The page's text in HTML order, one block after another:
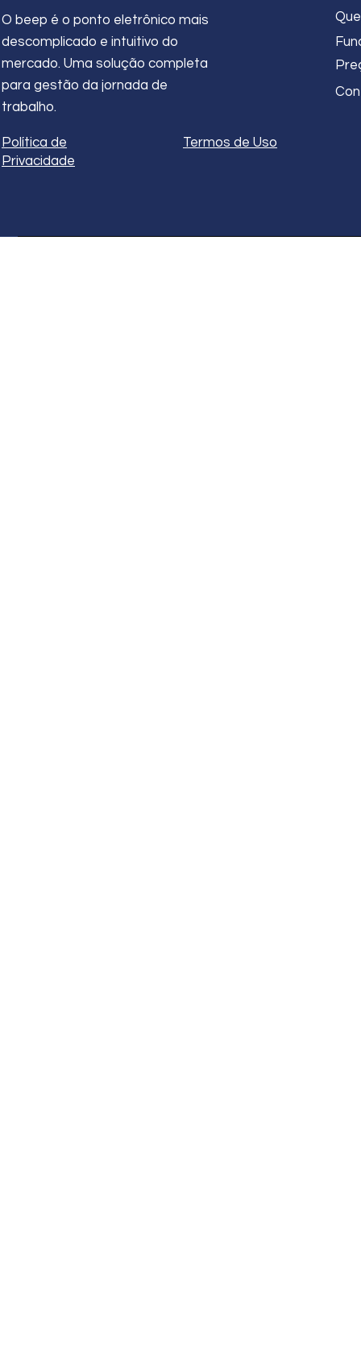
O beep é o ponto eletrônico mais
descomplicado e intuitivo do
mercado. Uma solução completa
para gestão da jornada de
trabalho.
Política de
Privacidade
Termos de Uso